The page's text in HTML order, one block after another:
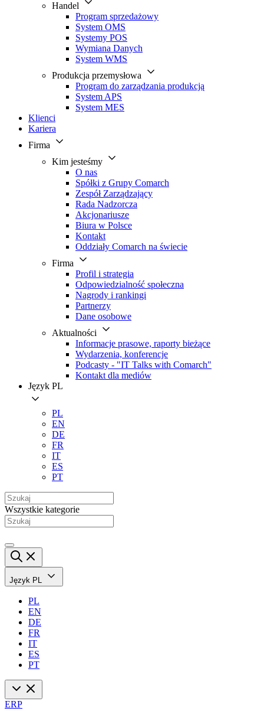
Handel
Program sprzedażowy
System OMS
Systemy POS
Wymiana Danych
System WMS
Produkcja przemysłowa
Program do zarządzania produkcją
System APS
System MES
Klienci
Kariera
Firma
Kim jesteśmy
O nas
Spółki z Grupy Comarch
Zespół Zarządzający
Rada Nadzorcza
Akcjonariusze
Biura w Polsce
Kontakt
Oddziały Comarch na świecie
Firma
Profil i strategia
Odpowiedzialność społeczna
Nagrody i rankingi
Partnerzy
Dane osobowe
Aktualności
Informacje prasowe, raporty bieżące
Wydarzenia, konferencje
Podcasty - "IT Talks with Comarch"
Kontakt dla mediów
Język PL
PL
EN
DE
FR
IT
ES
PT
Wszystkie kategorie
Język PL
PL
EN
DE
FR
IT
ES
PT
ERP